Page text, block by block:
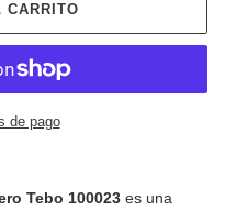
CARRITO
de pago
Tebo 100023 es una